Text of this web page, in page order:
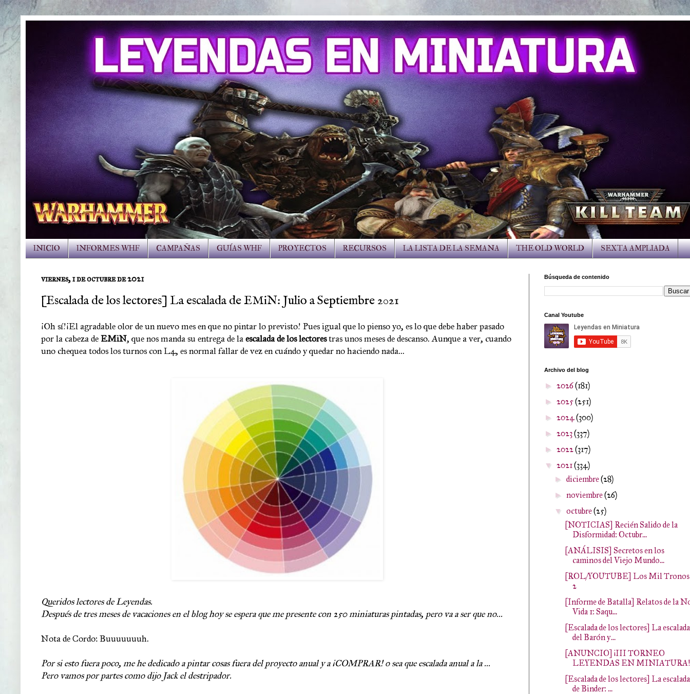
INICIO INFORMES WHF CAMPAÑAS GUÍAS WHF PROYECTOS RECURSOS LA LISTA DE LA SEMANA THE OLD WORLD SEXTA AMPLIADA
viernes, 1 de octubre de 2021
[Escalada de los lectores] La escalada de EMiN: Julio a Septiembre 2021
¡Oh sí!¡El agradable olor de un nuevo mes en que no pintar lo previsto! Pues igual que lo pienso yo, es lo que debe haber pasado
por la cabeza deEMiN, que nos manda su entrega de laescalada de los lectorestras unos meses de descanso. Aunque a ver, cuando
uno chequea todos los turnos con L4, es normal fallar de vez en cuándo y quedar no haciendo nada...
Queridos lectores de Leyendas.
Después de tres meses de vacaciones en el blog hoy se espera que me presente con 250 miniaturas pintadas, pero va a ser que no...
Nota de Cordo: Buuuuuuuh.
Por si esto fuera poco, me he dedicado a pintar cosas fuera del proyecto anual y a ¡COMPRAR! o sea que escalada anual a la ...
Pero vamos por partes como dijo Jack el destripador.
Búsqueda de contenido
Canal Youtube
Archivo del blog
► 2026(181)
► 2025(251)
► 2024(300)
► 2023(337)
► 2022(317)
▼ 2021(334)
►diciembre(28)
►noviembre(26)
▼octubre(25)
[NOTICIAS] Recién Salido de la
Disformidad: Octubr...
[ANÁLISIS] Secretos en los
caminos del Viejo Mundo...
[ROL/YOUTUBE] Los Mil Tronos
2
[Informe de Batalla] Relatos de la
Vida 1: Saqu...
[Escalada de los lectores] La escalada
del Barón y...
[ANUNCIO] ¡III TORNEO
LEYENDAS EN MINIATURA!
[Escalada de los lectores] La escalada
de Binder: ...